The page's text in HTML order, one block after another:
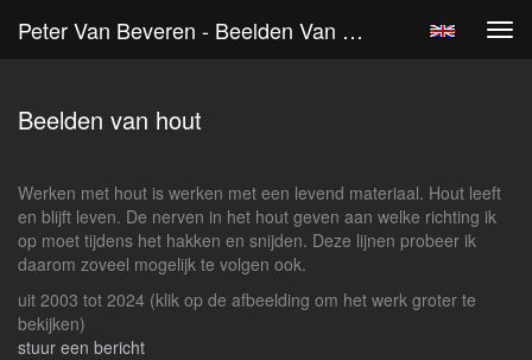
Peter Van Beveren - Beelden Van Hout
Beelden van hout
Werken met hout is werken met een levend materiaal. Hout leeft
en blijft leven. De nerven in het hout geven aan welke richting ik
op moet tijdens het hakken en snijden. Deze lijnen probeer ik
daarom zoveel mogelijk te volgen ook.
uit 2003 tot 2024 (klik op de afbeelding om het werk groter te
bekijken)
stuur een bericht